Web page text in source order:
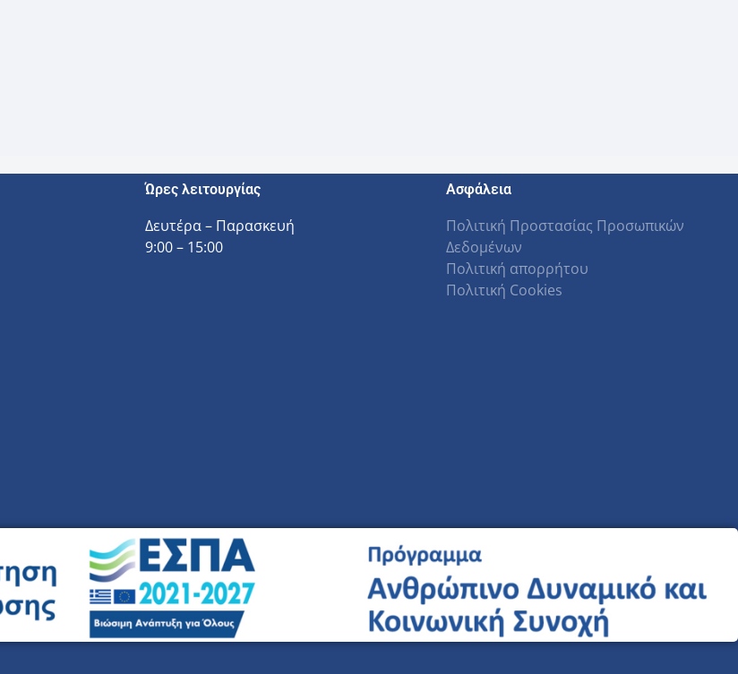
Ώρες λειτουργίας
Δευτέρα – Παρασκευή
9:00 – 15:00
Ασφάλεια
Πολιτική Προστασίας Προσωπικών
Δεδομένων
Πολιτική απορρήτου
Πολιτική Cookies